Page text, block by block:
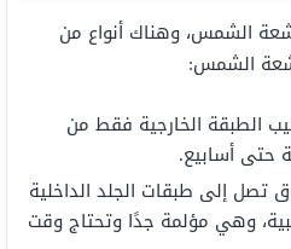
الشمس، وهناك أنواع من
الشمس:
الطبقة الخارجية فقط من
حتى أسابيع.
إلى طبقات الجلد الداخلية
وهي مؤلمة جدًا وتحتاج وقت